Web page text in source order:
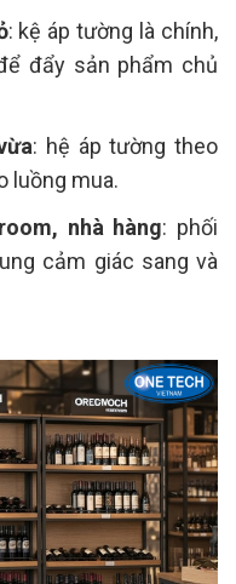
: kệ áp tường là chính,
đẩy sản phẩm chủ
: hệ áp tường theo
luồng mua.
nhà hàng: phối
cảm giác sang và